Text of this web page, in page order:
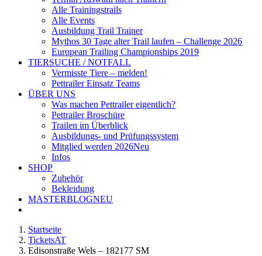
Alle Trainingstrails
Alle Events
Ausbildung Trail Trainer
Mythos 30 Tage alter Trail laufen – Challenge 2026
European Trailing Championships 2019
TIERSUCHE / NOTFALL
Vermisste Tiere – melden!
Pettrailer Einsatz Teams
ÜBER UNS
Was machen Pettrailer eigentlich?
Pettrailer Broschüre
Trailen im Überblick
Ausbildungs- und Prüfungssystem
Mitglied werden 2026Neu
Infos
SHOP
Zubehör
Bekleidung
MASTERBLOGNEU
Startseite
TicketsAT
Edisonstraße Wels – 182177 SM